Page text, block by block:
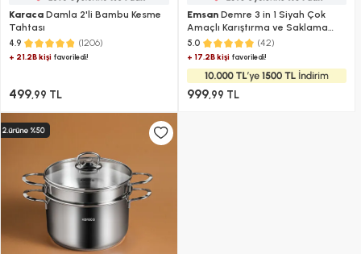
Karaca Damla 2'li Bambu Kesme
Tahtası
4.9 (1206)
+ 21.2B kişi favoriledi!
499,99 TL
EmsanDemre 3 in 1 Siyah Çok
Amaçlı Karıştırma ve Saklama
Kabı
5.0 (42)
+ 17.2B kişifavoriledi!
999,99 TL